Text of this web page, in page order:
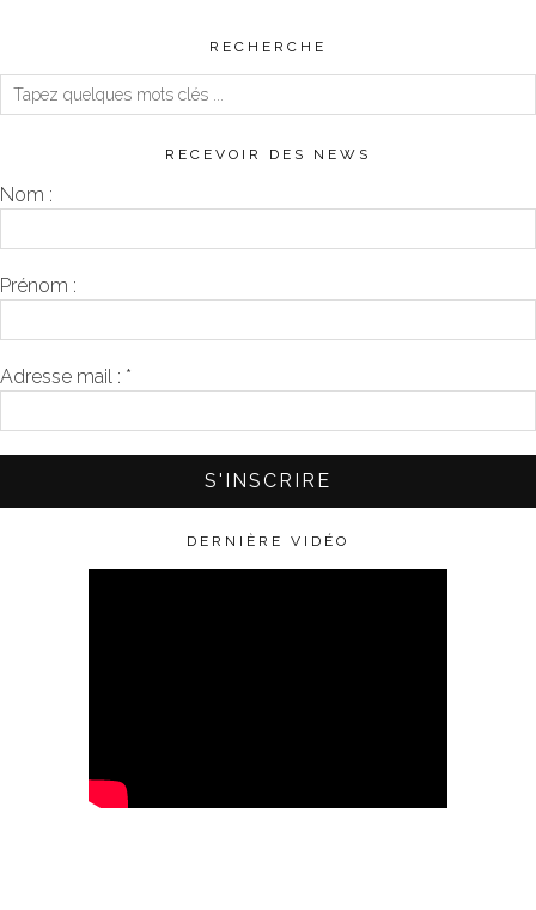
RECHERCHE
RECEVOIR DES NEWS
Nom :
Prénom :
Adresse mail : *
DERNIÈRE VIDÉO